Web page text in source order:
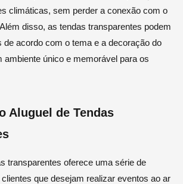
climáticas, sem perder a conexão com o
disso, as tendas transparentes podem
de acordo com o tema e a decoração do
ambiente único e memorável para os
Aluguel de Tendas
transparentes oferece uma série de
que desejam realizar eventos ao ar